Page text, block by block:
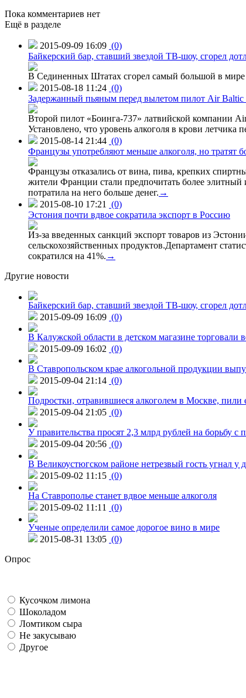
Пока комментариев нет
Ещё в разделе
2015-09-09 16:09 (0)
Байкерский бар, ставший звездой ТВ-шоу, сгорел
В Сединенных Штатах сгорел самый большой в мире
2015-08-18 11:24 (0)
Задержанный пьяным перед вылетом пилот Air
Второй пилот «Боинга-737» латвийской компании
Установлено, что уровень алкоголя в крови
2015-08-14 21:44 (0)
Французы употребляют меньше алкоголя, но тратят
Французы отказались от вина, пива, крепких
жители Франции стали предпочитать более элитный
потратила на него больше денег. →
2015-08-10 17:21
(0)
Эстония почти вдвое сократила экспорт в Россию
Из-за введенных санкций экспорт товаров из
сельскохозяйственных продуктов.Департамент
сократился на 41%. →
Другие новости
Байкерский бар, ставший звездой ТВ-шоу, сгорел
2015-09-09 16:09 (0)
В Калужской области в детском магазине торговали
2015-09-09 16:02 (0)
В Ставропольском крае алкогольной продукции
2015-09-04 21:14 (0)
Подростки, отравившиеся алкоголем в Москве, пили
2015-09-04 21:05 (0)
У правительства просят 2,3 млрд рублей на борьбу с
2015-09-04 20:56 (0)
В Великоустюгском районе нетрезвый гость угнал
2015-09-02 11:15 (0)
На Ставрополье станет вдвое меньше алкоголя
2015-09-02 11:11
(0)
Ученые определили самое дорогое вино в мире
2015-08-31 13:05 (0)
Опрос
Кусочком лимона
Шоколадом
Ломтиком сыра
Не закусываю
Другое